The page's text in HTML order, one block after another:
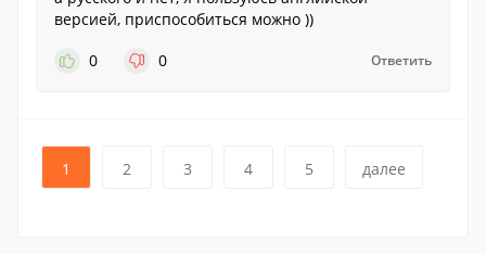
версией, приспособиться можно ))
0
0 Ответить
1 2 3 4 5 далее